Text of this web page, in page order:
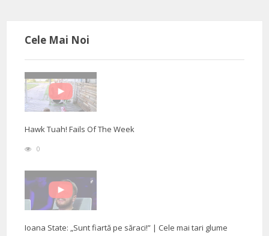
Cele Mai Noi
Hawk Tuah! Fails Of The Week
0
Ioana State: „Sunt fiartă pe săraci!” | Cele mai tari glume